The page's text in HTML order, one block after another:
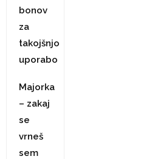
bonov
za
takojšnjo
uporabo
Majorka
– zakaj
se
vrneš
sem